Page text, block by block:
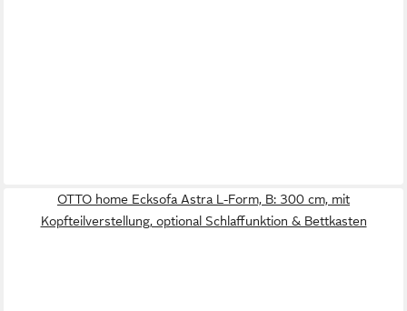
OTTO home Ecksofa Astra L-Form, B: 300 cm, mit
Kopfteilverstellung, optional Schlaffunktion & Bettkasten